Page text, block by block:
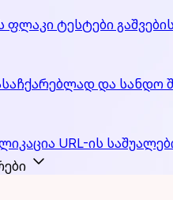
ტესტები
და სანდო
URL-ის